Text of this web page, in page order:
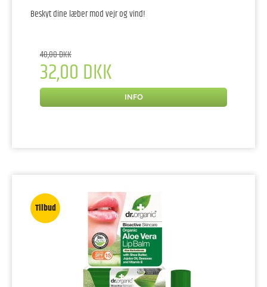
Beskyt dine læber mod vejr og vind!
40,00 DKK
32,00 DKK
INFO
Tilbud